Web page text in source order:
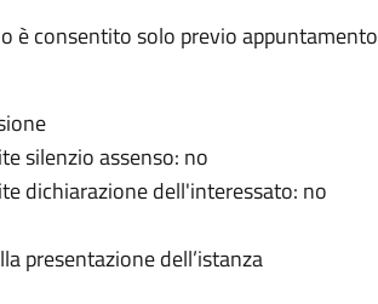
è consentito solo previo appuntamento
silenzio assenso: no
dichiarazione dell'interessato: no
presentazione dell’istanza